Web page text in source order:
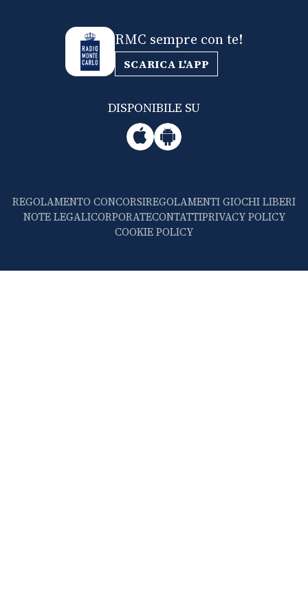
RMC sempre con te!
SCARICA L'APP
DISPONIBILE SU
REGOLAMENTO CONCORSIREGOLAMENTI GIOCHI LIBERI
NOTE LEGALICORPORATECONTATTIPRIVACY POLICY
COOKIE POLICY